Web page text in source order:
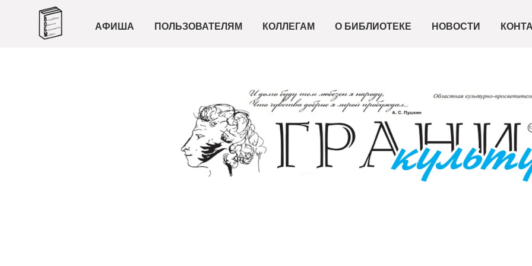
АФИША ПОЛЬЗОВАТЕЛЯМ КОЛЛЕГАМ О БИБЛИОТЕКЕ НОВОСТИ